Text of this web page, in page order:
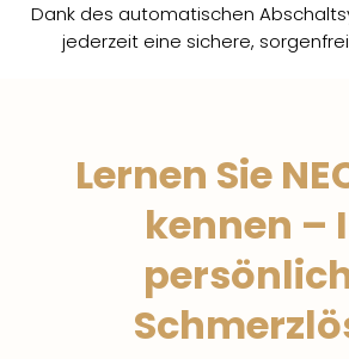
Dank des automatischen
jederzeit eine sichere,
Lernen Sie
kennen –